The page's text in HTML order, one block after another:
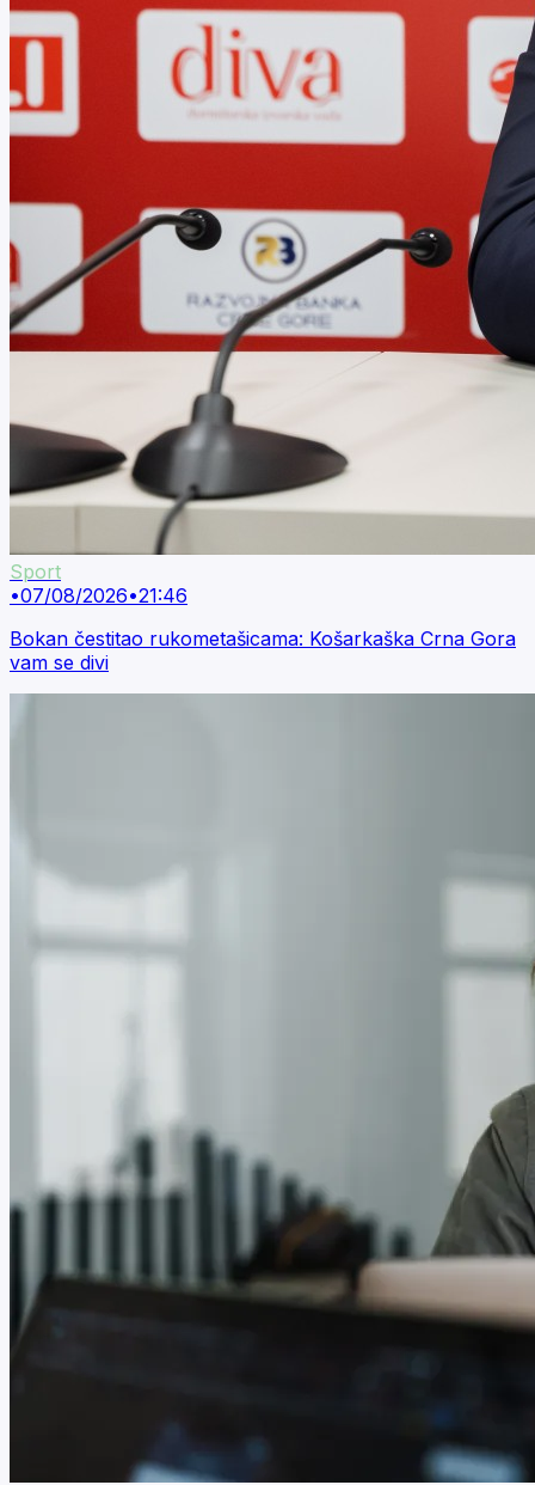
Sport
•07/08/2026•21:46
Bokan čestitao rukometašicama: Košarkaška Crna Gora
vam se divi